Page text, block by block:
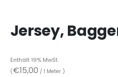
Jersey,
Enthält 19% MwSt.
(€15,00 / 1 Meter )